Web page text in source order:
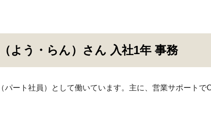
よう・らん）さん 入社1年 事務
パート社員）として働いています。主に、営業サポートで